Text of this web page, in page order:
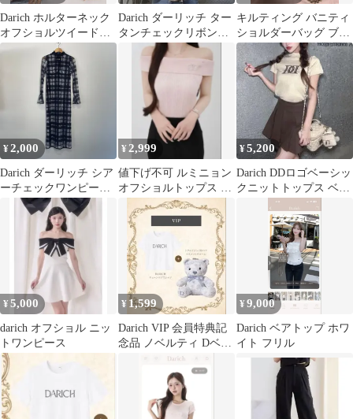
Darich ホルターネック
オフショルツイードト
ップス ホワイト
Darich ダーリッチ ター
タンチェックリボンベ
アトップ
キルティング バニティ
ショルダーバッグ ブラ
ック Darich BLK
¥2,000
Darich ダーリッチ シア
ーチェックワンピース
ロングワンピース シー
スルーワンピース ハイ
ネック 長袖 マキシ丈
チェック柄 インナー付
き ネイビー Free-Sサイ
ズ NC103
¥ 2,999
値下げ不可 ルミニョン
オフショルトップス 蝶
ブローチなし
¥5,200
Darich DDロゴベーシッ
クニットトップス ベー
ジュ 茶色
¥5,000
darich オフショル ニッ
トワンピース
¥ 1,599
Darich VIP 会員特典記
念品 ノベルティ Dベア
マスコットチャーム
¥9,000
Darich ベアトップ ホワ
イト フリル